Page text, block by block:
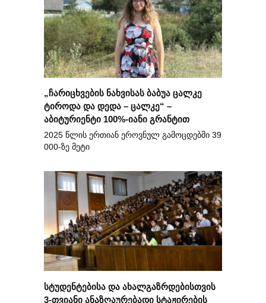
„ჩარიცხვების ნახვისას ბაბუა ცალკე
ტიროდა და დედა – ცალკე“ –
აბიტურიენტი 100%-იანი გრანტით
2025 წლის ერთიან ეროვნულ გამოცდებში 39
000-ზე მეტი
სტუდენტებისა და ახალგაზრდებისთვის
3-თვიანი ანაზღაურებადი სტაჟირების